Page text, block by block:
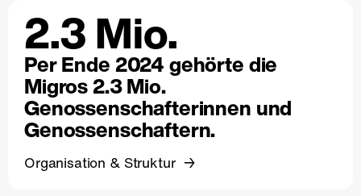
2.3 Mio.
Per Ende 2024 gehörte die
Migros 2.3 Mio.
Genossenschafterinnen und
Genossenschaftern.
Organisation & Struktur